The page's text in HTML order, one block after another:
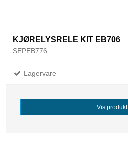
KJØRELYSRELE KIT EB706
SEPEB776
Lagervare
Vis produkt